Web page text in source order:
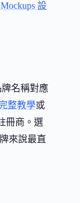
設
名稱對應
整教學或
冊商。選
來說最直